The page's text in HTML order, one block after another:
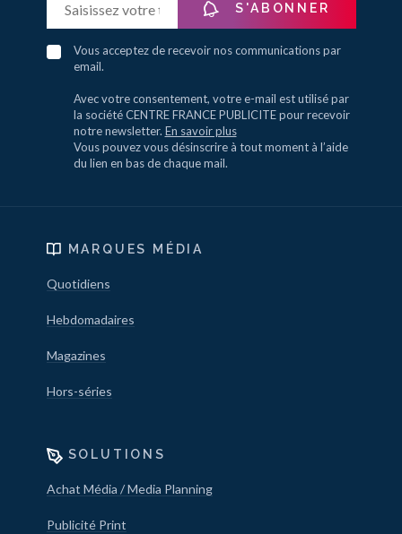
S'ABONNER
Vous acceptez de recevoir nos communications par
email.
Avec votre consentement, votre e-mail est utilisé par
la société CENTRE FRANCE PUBLICITE pour recevoir
notre newsletter. En savoir plus
Vous pouvez vous désinscrire à tout moment à l’aide
du lien en bas de chaque mail.
MARQUES MÉDIA
Quotidiens
Hebdomadaires
Magazines
Hors-séries
SOLUTIONS
Achat Média / Media Planning
Publicité Print